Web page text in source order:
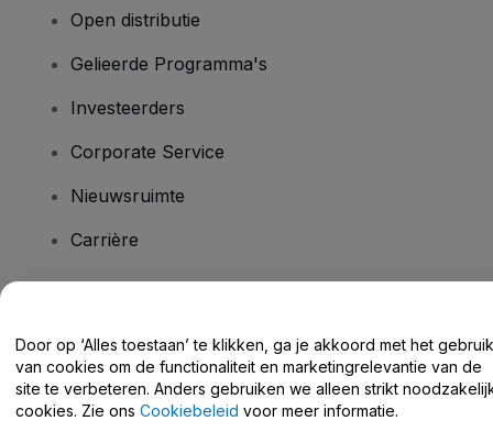
Open distributie
Gelieerde Programma's
Investeerders
Corporate Service
Nieuwsruimte
Carrière
Helpcentrum / Neem Contact Met Ons Op
Door op ‘Alles toestaan’ te klikken, ga je akkoord met het gebruik
van cookies om de functionaliteit en marketingrelevantie van de
site te verbeteren. Anders gebruiken we alleen strikt
cookies. Zie ons Cookiebeleid voor meer informatie.